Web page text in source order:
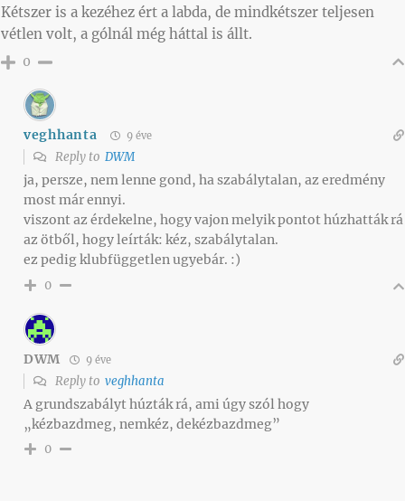
Kétszer is a kezéhez ért a labda, de mindkétszer teljesen
vétlen volt, a gólnál még háttal is állt.
0
veghhanta 9 éve
Reply to DWM
ja, persze, nem lenne gond, ha szabálytalan, az eredmény
most már ennyi.
viszont az érdekelne, hogy vajon melyik pontot húzhatták rá
az ötből, hogy leírták: kéz, szabálytalan.
ez pedig klubfüggetlen ugyebár. :)
0
DWM 9 éve
Reply to veghhanta
A grundszabályt húzták rá, ami úgy szól hogy
„kézbazdmeg, nemkéz, dekézbazdmeg”
0